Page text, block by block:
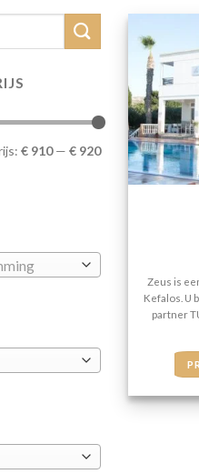
€ 910— € 920
Zeus is
Kefalos. U
partner